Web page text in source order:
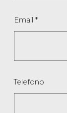
Email*
Telefono